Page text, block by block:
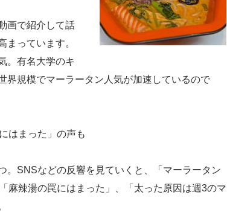
画で紹介して話
まっています。
。有名大学のキ
界規模でマーラータン人気が加速しているので
はまった」の声も
SNSなどの反響を見ていくと、「マーラータン
麻辣湯の罠にはまった」、「太った原因は週3のマ